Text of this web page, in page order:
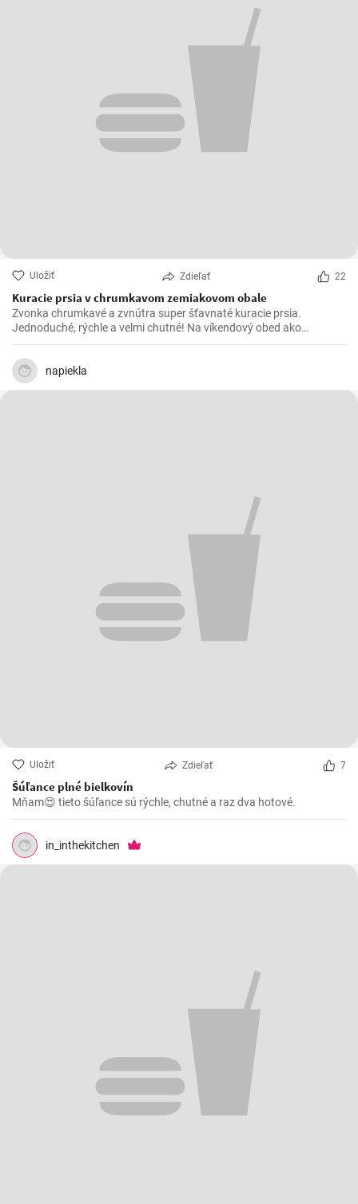
Uložiť Zdieľať 22
Kuracie prsia v chrumkavom zemiakovom obale
Zvonka chrumkavé a zvnútra super šťavnaté kuracie prsia.
Jednoduché, rýchle a velmi chutné! Na víkendový obed ako
stvorené 😍
napiekla
Uložiť Zdieľať 7
Šúľance plné bielkovín
Mňam😍 tieto šúľance sú rýchle, chutné a raz dva hotové.
in_inthekitchen